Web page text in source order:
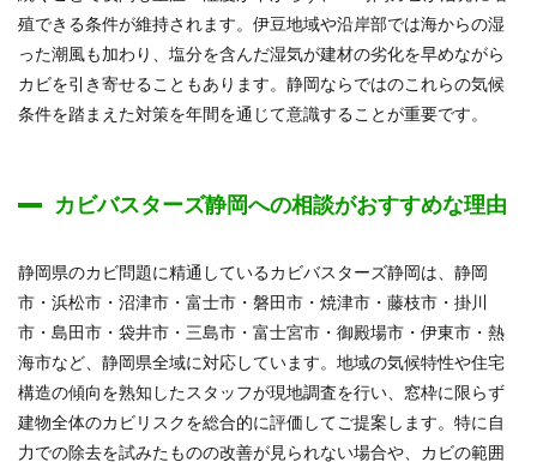
殖できる条件が維持されます。伊豆地域や沿岸部では海からの湿
った潮風も加わり、塩分を含んだ湿気が建材の劣化を早めながら
カビを引き寄せることもあります。静岡ならではのこれらの気候
条件を踏まえた対策を年間を通じて意識することが重要です。
カビバスターズ静岡への相談がおすすめな理由
静岡県のカビ問題に精通しているカビバスターズ静岡は、静岡
市・浜松市・沼津市・富士市・磐田市・焼津市・藤枝市・掛川
市・島田市・袋井市・三島市・富士宮市・御殿場市・伊東市・熱
海市など、静岡県全域に対応しています。地域の気候特性や住宅
構造の傾向を熟知したスタッフが現地調査を行い、窓枠に限らず
建物全体のカビリスクを総合的に評価してご提案します。特に自
力での除去を試みたものの改善が見られない場合や、カビの範囲